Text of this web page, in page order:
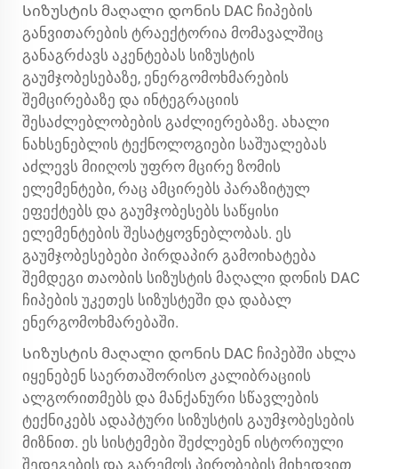
Სიზუსტის მაღალი დონის DAC ჩიპების
განვითარების ტრაექტორია მომავალშიც
განაგრძავს აკენტებას სიზუსტის
გაუმჯობესებაზე, ენერგომოხმარების
შემცირებაზე და ინტეგრაციის
შესაძლებლობების გაძლიერებაზე. ახალი
ნახსენებლის ტექნოლოგიები საშუალებას
აძლევს მიიღოს უფრო მცირე ზომის
ელემენტები, რაც ამცირებს პარაზიტულ
ეფექტებს და გაუმჯობესებს საწყისი
ელემენტების შესატყოვნებლობას. ეს
გაუმჯობესებები პირდაპირ გამოიხატება
შემდეგი თაობის სიზუსტის მაღალი დონის DAC
ჩიპების უკეთეს სიზუსტეში და დაბალ
ენერგომოხმარებაში.
Სიზუსტის მაღალი დონის DAC ჩიპებში ახლა
იყენებენ საერთაშორისო კალიბრაციის
ალგორითმებს და მანქანური სწავლების
ტექნიკებს ადაპტური სიზუსტის გაუმჯობესების
მიზნით. ეს სისტემები შეძლებენ ისტორიული
შედეგების და გარემოს პირობების მიხედვით